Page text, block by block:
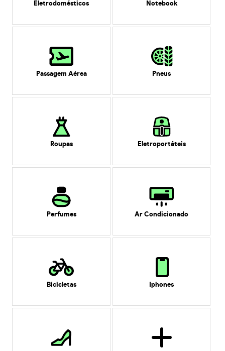
Eletrodomésticos Notebook
Passagem Aérea Pneus
Roupas Eletroportáteis
Perfumes Ar Condicionado
Bicicletas Iphones